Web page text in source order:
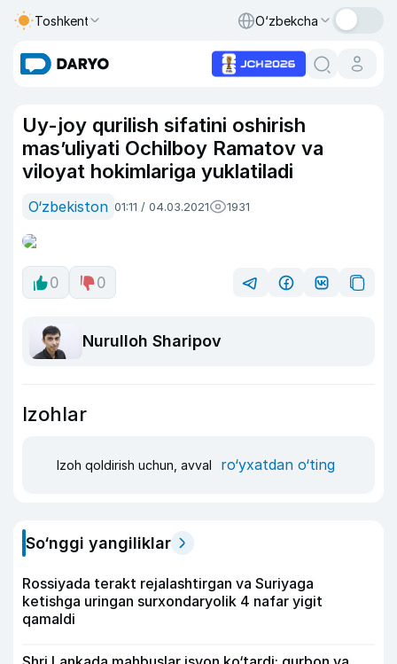
Toshkent O‘zbekcha
Uy-joy qurilish sifatini oshirish
mas’uliyati Ochilboy Ramatov va
viloyat hokimlariga yuklatiladi
O‘zbekiston 01:11 / 04.03.2021 1931
0 0
Nurulloh Sharipov
Izohlar
Izoh qoldirish uchun, avval ro‘yxatdan o‘ting
So‘nggi yangiliklar
Rossiyada terakt rejalashtirgan va Suriyaga
ketishga uringan surxondaryolik 4 nafar yigit
qamaldi